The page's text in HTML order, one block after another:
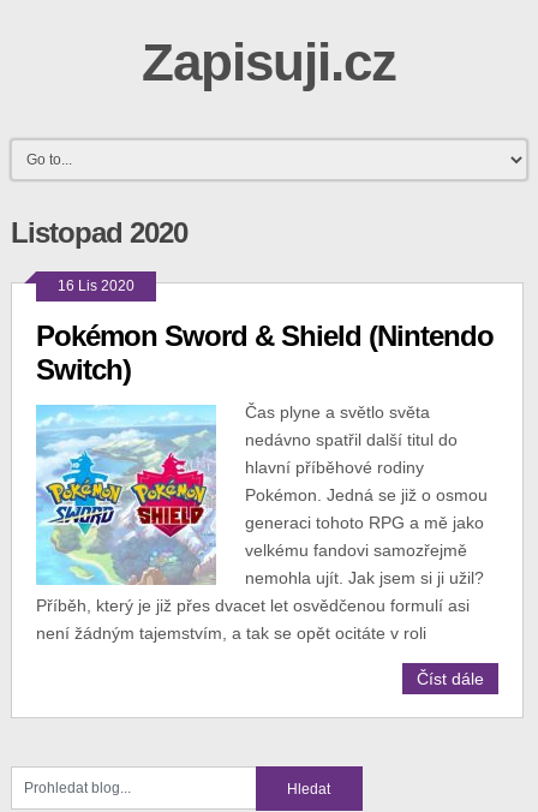
Zapisuji.cz
Listopad 2020
16 Lis 2020
Pokémon Sword & Shield (Nintendo
Switch)
Čas plyne a světlo světa
nedávno spatřil další titul do
hlavní příběhové rodiny
Pokémon. Jedná se již o osmou
generaci tohoto RPG a mě jako
velkému fandovi samozřejmě
nemohla ujít. Jak jsem si ji užil?
Příběh, který je již přes dvacet let osvědčenou formulí asi
není žádným tajemstvím, a tak se opět ocitáte v roli
Číst dále